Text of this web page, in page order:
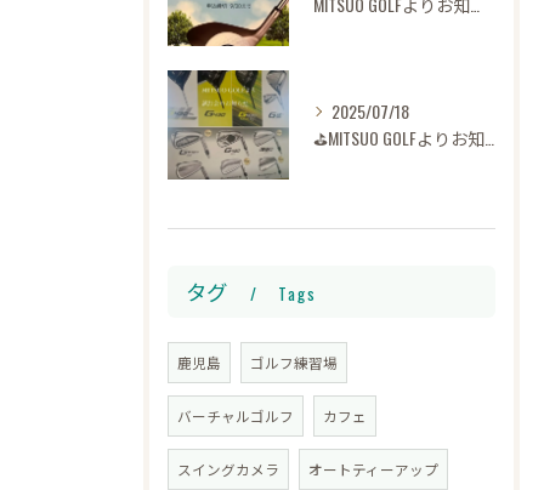
2025/07/18
タグ Tags
鹿児島 ゴルフ練習場
バーチャルゴルフ カフェ
スイングカメラ オートティーアップ